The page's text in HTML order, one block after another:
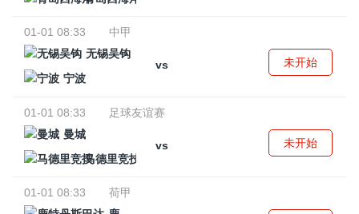
01-01 08:33
中甲
无锡吴钩
vs
宁波
未开始
01-01 08:33
足球友谊赛
曼城
vs
马德里竞技
未开始
01-01 08:33
荷甲